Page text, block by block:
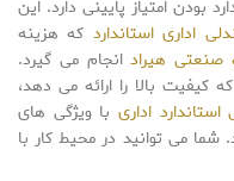
بودن امتیاز پایینی دارد. این
اداری استاندارد که هزینه
صنعتی هیرادانجام می گیرد.
بالا را ارائه می دهد،
اداری با ویژگی های
شما می توانید در محیط کار با